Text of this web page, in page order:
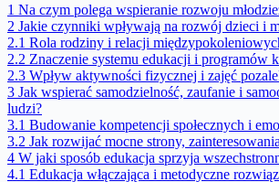
1 Na czym polega wspieranie rozwoju
2 Jakie czynniki wpływają na rozwój dzieci i
2.1 Rola rodziny i relacji
2.2 Znaczenie systemu edukacji i programów
2.3 Wpływ aktywności fizycznej i zajęć
3 Jak wspierać samodzielność, zaufanie i
ludzi?
3.1 Budowanie kompetencji społecznych i
3.2 Jak rozwijać mocne strony,
4 W jaki sposób edukacja sprzyja
4.1 Edukacja włączająca i metodyczne